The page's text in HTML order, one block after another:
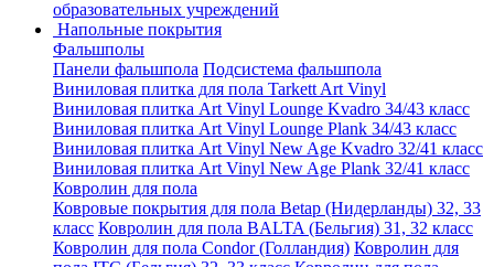
образовательных учреждений
Напольные покрытия
Фальшполы
Панели фальшпола Подсистема фальшпола
Виниловая плитка для пола Tarkett Art Vinyl
Виниловая плитка Art Vinyl Lounge Kvadro 34/43 класс
Виниловая плитка Art Vinyl Lounge Plank 34/43 класс
Виниловая плитка Art Vinyl New Age Kvadro 32/41 класс
Виниловая плитка Art Vinyl New Age Plank 32/41 класс
Ковролин для пола
Ковровые покрытия для пола Betap (Нидерланды) 32, 33
класс Ковролин для пола BALTA (Бельгия) 31, 32 класс
Ковролин для пола Condor (Голландия) Ковролин для